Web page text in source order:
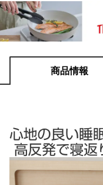
商品情報